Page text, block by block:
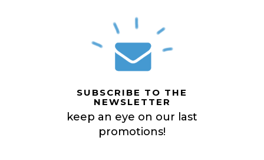
SUBSCRIBE TO THE
NEWSLETTER
keep an eye on our last
promotions!